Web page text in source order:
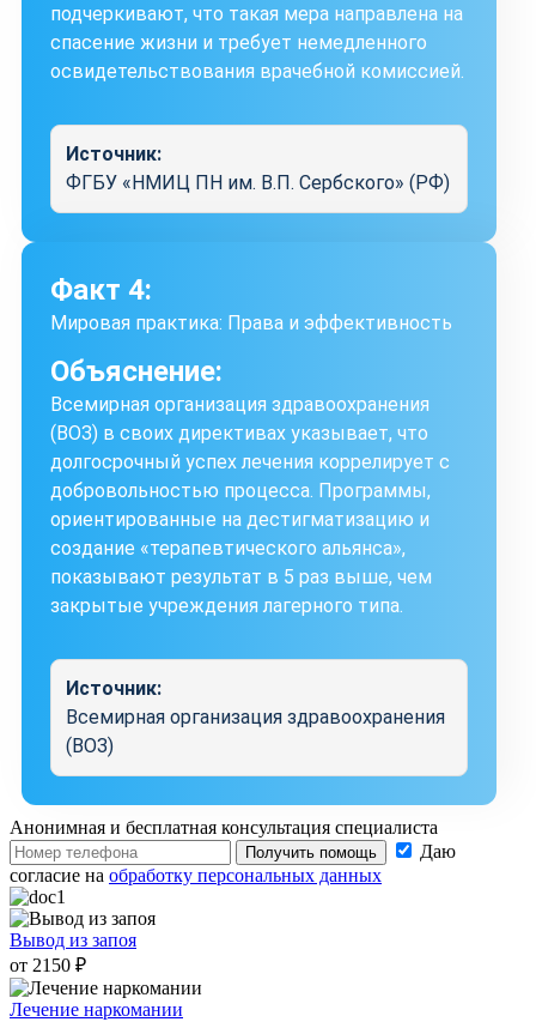
подчеркивают, что такая мера направлена на
спасение жизни и требует немедленного
освидетельствования врачебной комиссией.
Источник:
ФГБУ «НМИЦ ПН им. В.П. Сербского» (РФ)
Факт 4:
Мировая практика: Права и эффективность
Объяснение:
Всемирная организация здравоохранения
(ВОЗ) в своих директивах указывает, что
долгосрочный успех лечения коррелирует с
добровольностью процесса. Программы,
ориентированные на дестигматизацию и
создание «терапевтического альянса»,
показывают результат в 5 раз выше, чем
закрытые учреждения лагерного типа.
Источник:
Всемирная организация здравоохранения
(ВОЗ)
Анонимная и бесплатная консультация специалиста
Получить помощь
Даю
согласие на обработку персональных данных
Вывод из запоя
от 2150 ₽
Лечение наркомании